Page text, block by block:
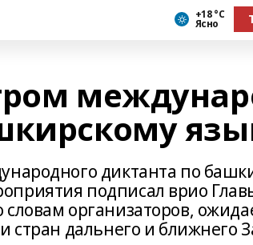
+18 °С
Ясно
диктанта по
подписал врио
организаторов,
стран дальнего и ближнего